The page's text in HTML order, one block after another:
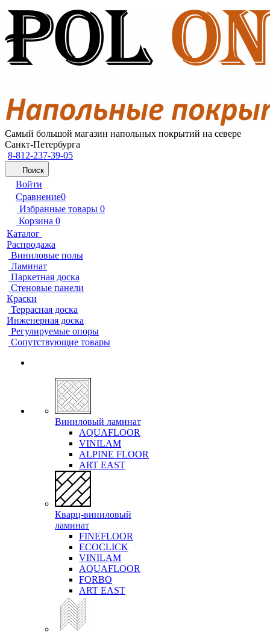
Самый большой магазин напольных покрытий на севере
Санкт-Петербурга
8-812-237-39-05
Поиск
Войти
Сравнение0
Избранные товары 0
Корзина 0
Каталог
Распродажа
Виниловые полы
Ламинат
Паркетная доска
Стеновые панели
Краски
Террасная доска
Инженерная доска
Регулируемые опоры
Сопутствующие товары
Виниловый ламинат
AQUAFLOOR
VINILAM
ALPINE FLOOR
ART EAST
Кварц-виниловый
ламинат
FINEFLOOR
ECOCLICK
VINILAM
AQUAFLOOR
FORBO
ART EAST